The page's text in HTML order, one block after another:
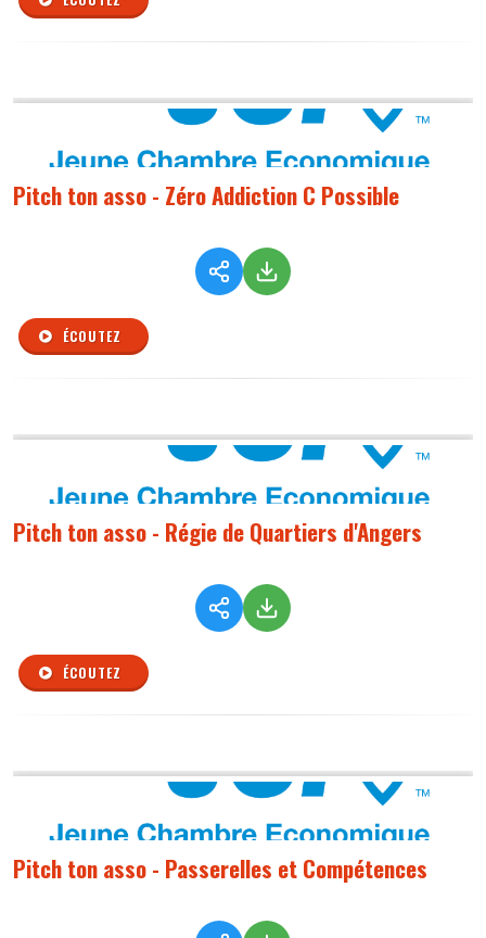
Pitch ton asso - Zéro Addiction C Possible
ÉCOUTEZ
Pitch ton asso - Régie de Quartiers d'Angers
ÉCOUTEZ
Pitch ton asso - Passerelles et Compétences